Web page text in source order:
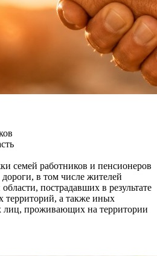
семей работников и пенсионеров
в том числе жителей
пострадавших в результате
территорий, а также иных
проживающих на территории